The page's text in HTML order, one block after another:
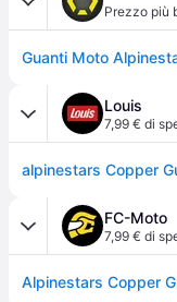
Prezzo più
Louis
7,99 € di
FC-Moto
7,99 € di
Alpinestars Copper